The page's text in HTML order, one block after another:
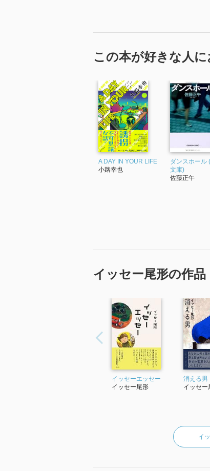
この本が好きな人
A DAY IN YOUR LIFE
小路幸也
ダンスホール
文庫)
佐藤正午
イッセー尾形の作品
イッセーエッセー
イッセー尾形
消える男
イッセー
イ